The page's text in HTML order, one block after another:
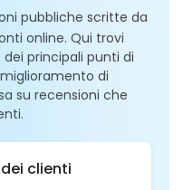
pubbliche scritte da
online. Qui trovi
principali punti di
di
su recensioni che
clienti